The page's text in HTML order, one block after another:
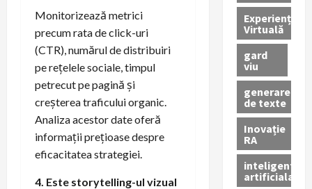
Monitorizează metrici
precum rata de click-uri
(CTR), numărul de distribuiri
pe rețelele sociale, timpul
petrecut pe pagină și
creșterea traficului organic.
Analiza acestor date oferă
informații prețioase despre
eficacitatea strategiei.
4. Este storytelling-ul vizual
Experiență
Virtuală
gard
viu
generare
de texte
Inovație
RA
inteligenta
artificiala